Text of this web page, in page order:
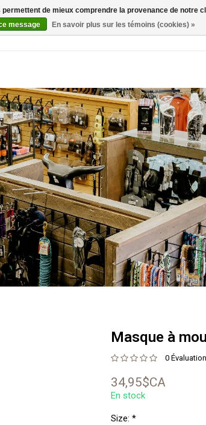
Masque à
0
34,95$CA
En stock
Size: *
de mieux comprendre la provenance de notre
message
En savoir plus sur les témoins (cookies) »